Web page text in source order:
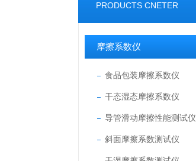
PRODUCTS CNETER
摩擦系数仪
食品包装摩擦系数仪
干态湿态摩擦系数仪
导管滑动摩擦性能测试仪
斜面摩擦系数测试仪